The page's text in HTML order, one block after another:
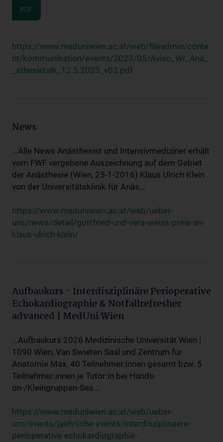
PDF
https://www.meduniwien.ac.at/web/fileadmin/conte
nt/kommunikation/events/2023/05/Aviso_Wr_Ana_
_sthesietalk_12.5.2023_v03.pdf
News
...Alle News Anästhesist und Intensivmediziner erhält
vom FWF vergebene Auszeichnung auf dem Gebiet
der Anästhesie (Wien, 25-1-2016) Klaus Ulrich Klein
von der Universitätsklinik für Anäs...
https://www.meduniwien.ac.at/web/ueber-
uns/news/detail/gottfried-und-vera-weiss-preis-an-
klaus-ulrich-klein/
Aufbaukurs - Interdisziplinäre Perioperative
Echokardiographie & Notfallrefresher
advanced | MedUni Wien
...Aufbaukurs 2026 Medizinische Universität Wien |
1090 Wien, Van Swieten Saal und Zentrum für
Anatomie Max. 40 Teilnehmer:innen gesamt bzw. 5
Teilnehmer:innen je Tutor:in bei Hands-
on-/Kleingruppen-Ses...
https://www.meduniwien.ac.at/web/ueber-
uns/events/jaehrliche-events/interdisziplinaere-
perioperative-echokardiographie-